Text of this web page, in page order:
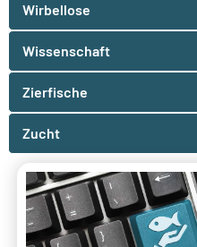
Wirbellose
Wissenschaft
Zierfische
Zucht